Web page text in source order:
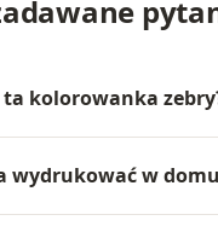
kolorowanka
wydrukować w